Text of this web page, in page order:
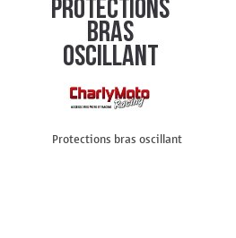
Protections bras oscillant